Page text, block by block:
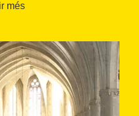
de la segona meitat
més